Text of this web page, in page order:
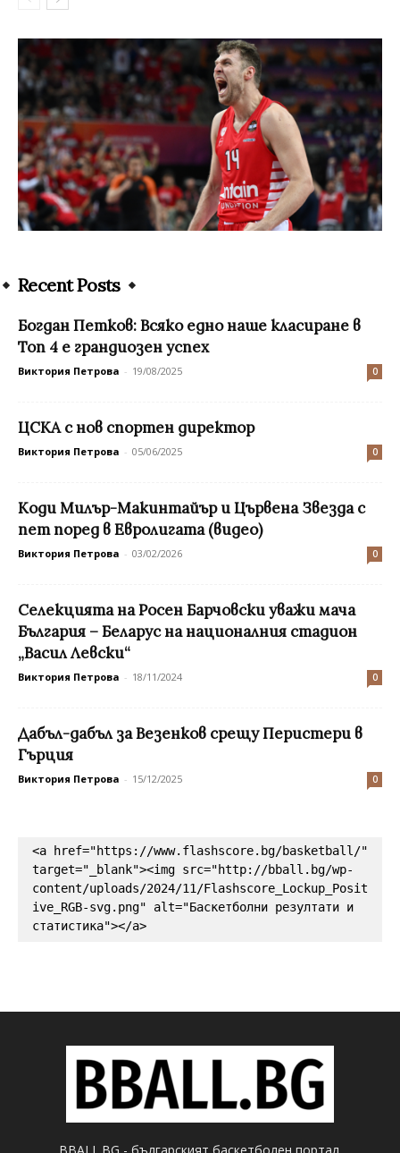
Recent Posts
Богдан Петков: Всяко едно наше класиране в
Топ 4 е грандиозен успех
Виктория Петрова - 19/08/2025 0
ЦСКА с нов спортен директор
Виктория Петрова - 05/06/2025 0
Коди Милър-Макинтайър и Цървена Звезда с
пет поред в Евролигата (видео)
Виктория Петрова - 03/02/2026 0
Селекцията на Росен Барчовски уважи мача
България – Беларус на националния стадион
„Васил Левски“
Виктория Петрова - 18/11/2024 0
Дабъл-дабъл за Везенков срещу Перистери в
Гърция
Виктория Петрова - 15/12/2025 0
<a href="https://www.flashscore.bg/basketball/"
target="_blank"><img src="http://bball.bg/wp-
content/uploads/2024/11/Flashscore_Lockup_Posit
ive_RGB-svg.png" alt="Баскетболни резултати и
статистика"></a>